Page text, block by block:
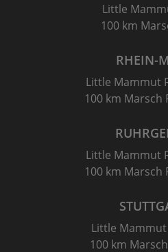
Little
100 km
RHEIN-
Little Mammut
100 km Marsch
Little Mammut
100 km Marsch
Little
100 km